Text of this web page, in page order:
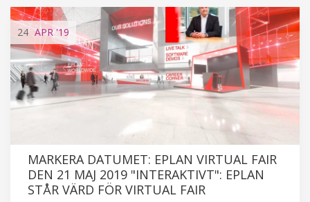
24 APR '19
MARKERA DATUMET: EPLAN VIRTUAL FAIR
DEN 21 MAJ 2019 "INTERAKTIVT": EPLAN
STÅR VÄRD FÖR VIRTUAL FAIR